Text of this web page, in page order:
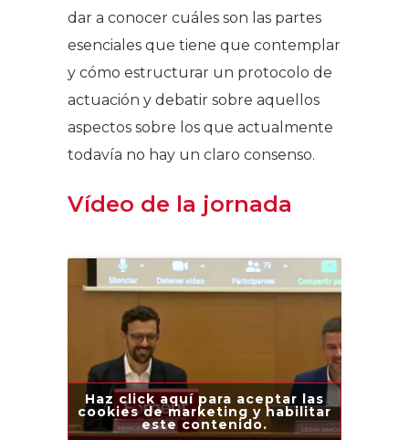
dar a conocer cuáles son las partes
esenciales que tiene que contemplar
y cómo estructurar un protocolo de
actuación y debatir sobre aquellos
aspectos sobre los que actualmente
todavía no hay un claro consenso.
Vídeo de la jornada
Haz click aquí para aceptar las
cookies de marketing y habilitar
este contenido.